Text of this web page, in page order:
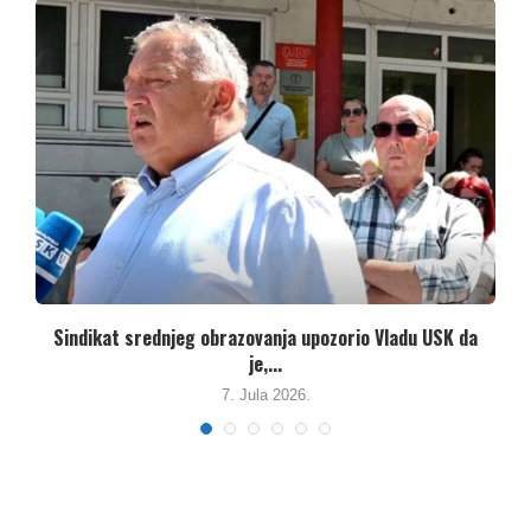
Nastavlja se neadekvatan odnos Vlade HNK prema
državnim...
3. Juna 2026.